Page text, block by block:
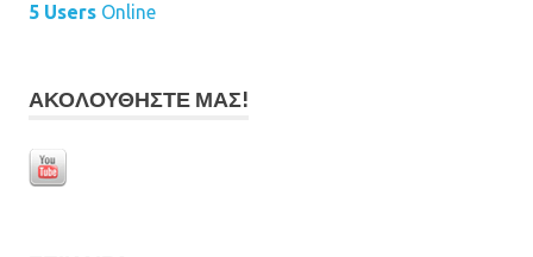
5 Users Online
ΑΚΟΛΟΥΘΉΣΤΕ ΜΑΣ!